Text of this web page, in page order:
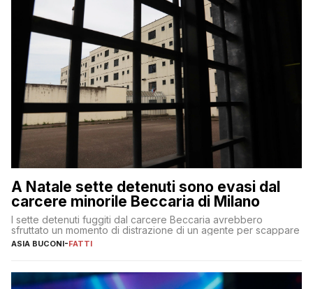
A Natale sette detenuti sono evasi dal
carcere minorile Beccaria di Milano
I sette detenuti fuggiti dal carcere Beccaria avrebbero
sfruttato un momento di distrazione di un agente per scappare
ASIA BUCONI-FATTI